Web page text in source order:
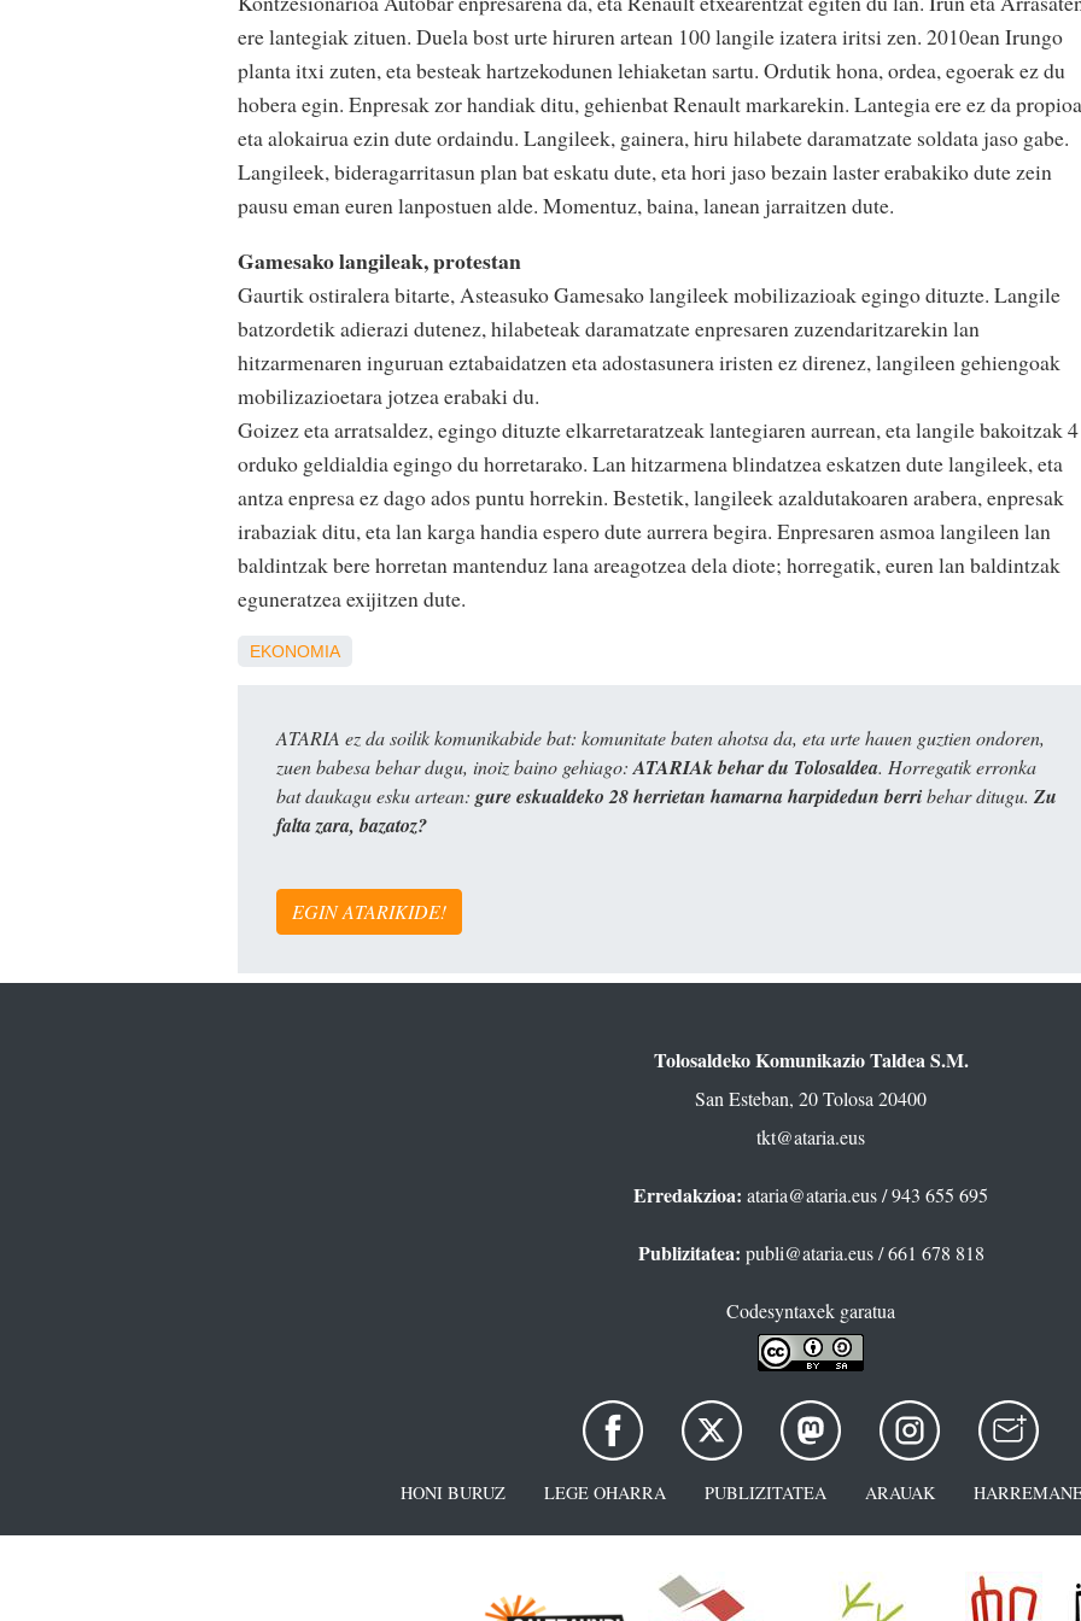
ere lantegiak zituen. Duela bost urte hiruren artean 100 langile izatera iritsi zen. 2010ean Irungo
planta itxi zuten, eta besteak hartzekodunen lehiaketan sartu. Ordutik hona, ordea, egoerak ez du
hobera egin. Enpresak zor handiak ditu, gehienbat Renault markarekin. Lantegia ere ez da
eta alokairua ezin dute ordaindu. Langileek, gainera, hiru hilabete daramatzate soldata jaso gabe.
Langileek, bideragarritasun plan bat eskatu dute, eta hori jaso bezain laster erabakiko dute zein
pausu eman euren lanpostuen alde. Momentuz, baina, lanean jarraitzen dute.
Gamesako langileak, protestan
Gaurtik ostiralera bitarte, Asteasuko Gamesako langileek mobilizazioak egingo dituzte. Langile
batzordetik adierazi dutenez, hilabeteak daramatzate enpresaren zuzendaritzarekin lan
hitzarmenaren inguruan eztabaidatzen eta adostasunera iristen ez direnez, langileen gehiengoak
mobilizazioetara jotzea erabaki du.
Goizez eta arratsaldez, egingo dituzte elkarretaratzeak lantegiaren aurrean, eta langile bakoitzak 4
orduko geldialdia egingo du horretarako. Lan hitzarmena blindatzea eskatzen dute langileek, eta
antza enpresa ez dago ados puntu horrekin. Bestetik, langileek azaldutakoaren arabera, enpresak
irabaziak ditu, eta lan karga handia espero dute aurrera begira. Enpresaren asmoa langileen lan
baldintzak bere horretan mantenduz lana areagotzea dela diote; horregatik, euren lan baldintzak
eguneratzea exijitzen dute.
EKONOMIA
ATARIA ez da soilik komunikabide bat: komunitate baten ahotsa da, eta urte hauen guztien ondoren,
zuen babesa behar dugu, inoiz baino gehiago: ATARIAk behar du Tolosaldea. Horregatik erronka
bat daukagu esku artean: gure eskualdeko 28 herrietan hamarna harpidedun berribehar ditugu. Zu
falta zara, bazatoz?
EGIN ATARIKIDE!
Tolosaldeko Komunikazio Taldea S.M.
San Esteban, 20 Tolosa 20400
tkt@ataria.eus
Erredakzioa: ataria@ataria.eus/ 943 655 695
Publizitatea: publi@ataria.eus/ 661 678 818
Codesyntaxek garatua
HONI BURUZ LEGE OHARRA PUBLIZITATEA ARAUAK